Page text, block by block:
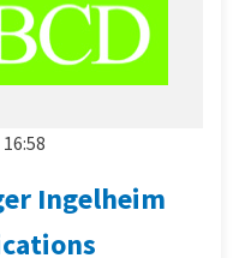
Ingelheim